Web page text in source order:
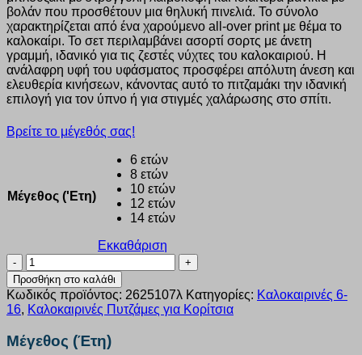
€11.20.
βολάν που προσθέτουν μια θηλυκή πινελιά. Το σύνολο
χαρακτηρίζεται από ένα χαρούμενο all-over print με θέμα το
καλοκαίρι. Το σετ περιλαμβάνει ασορτί σορτς με άνετη
γραμμή, ιδανικό για τις ζεστές νύχτες του καλοκαιριού. Η
ανάλαφρη υφή του υφάσματος προσφέρει απόλυτη άνεση και
ελευθερία κινήσεων, κάνοντας αυτό το πιτζαμάκι την ιδανική
επιλογή για τον ύπνο ή για στιγμές χαλάρωσης στο σπίτι.
Βρείτε το μέγεθός σας!
Μέγεθος ('Ετη)
6 ετών
8 ετών
10 ετών
12 ετών
14 ετών
Εκκαθάριση
Πυτζάμα
κορίτσι
Dreams
“SET
SUMMER
ALLOVER”
λευκο
Προσθήκη στο καλάθι
Κωδικός προϊόντος: 2625107λ Κατηγορίες: Καλοκαιρινές 6-
16, Καλοκαιρινές Πυτζάμες για Κορίτσια
Μέγεθος (Έτη)